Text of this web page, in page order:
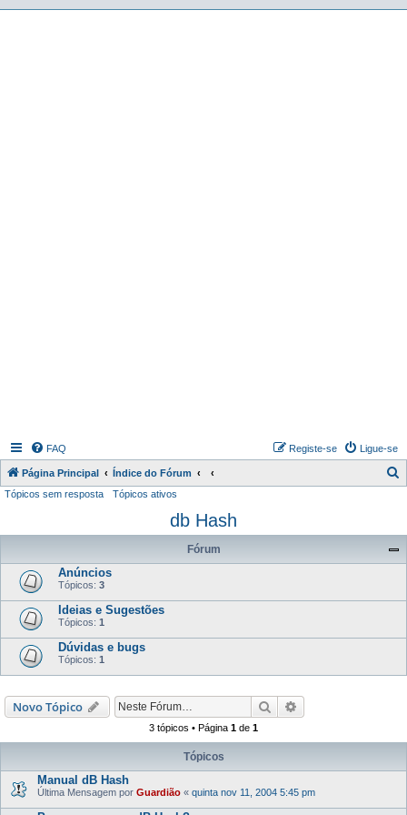
FAQ Ligue-se
Registe-se
Página Principal Índice do Fórum
q
s
Tópicos sem resposta Tópicos ativos
db Hash
Fórum
Anúncios
Tópicos: 3
Ideias e Sugestões
Tópicos: 1
Dúvidas e bugs
Tópicos: 1
Novo Tópico Pesquisar
3 tópicos • Página 1 de 1
Tópicos
Manual dB Hash
Última Mensagem por Guardião « quinta nov 11, 2004 5:45 pm